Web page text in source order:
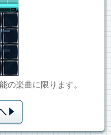
の楽曲に限ります。